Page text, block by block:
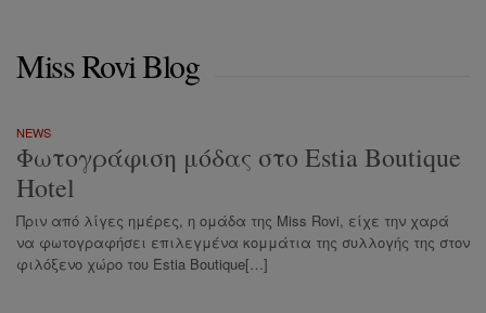
Miss Rovi Blog
NEWS
Φωτογράφιση μόδας στο Estia Boutique
Hotel
Πριν από λίγες ημέρες, η ομάδα της Miss Rovi, είχε την χαρά
να φωτογραφήσει επιλεγμένα κομμάτια της συλλογής της στον
φιλόξενο χώρο του Estia Boutique[…]